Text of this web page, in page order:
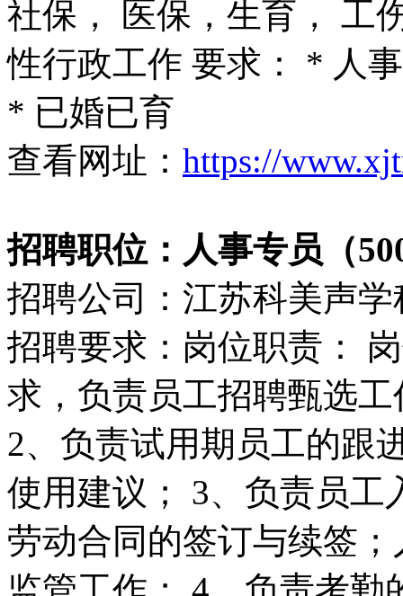
社保， 医保，生育， 工
性行政工作 要求： * 人
* 已婚已育
查看网址： https://
招聘职位：人事专员（
招聘公司：江苏科美声
招聘要求：岗位职责：
求，负责员工招聘甄选
2、负责试用期员工的跟
使用建议； 3、负责员工
劳动合同的签订与续签